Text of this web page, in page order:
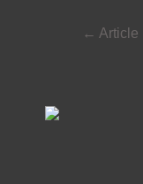
← Article